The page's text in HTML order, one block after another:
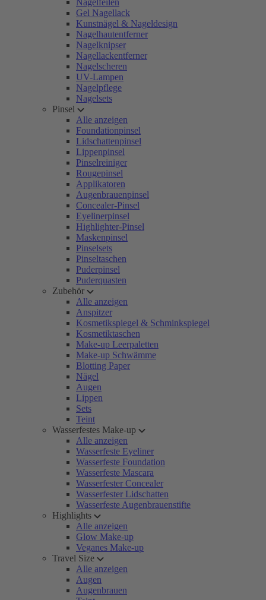
Nagelfeilen
Gel Nagellack
Kunstnägel & Nageldesign
Nagelhautentferner
Nagelknipser
Nagellackentferner
Nagelscheren
UV-Lampen
Nagelpflege
Nagelsets
Pinsel
Alle anzeigen
Foundationpinsel
Lidschattenpinsel
Lippenpinsel
Pinselreiniger
Rougepinsel
Applikatoren
Augenbrauenpinsel
Concealer-Pinsel
Eyelinerpinsel
Highlighter-Pinsel
Maskenpinsel
Pinselsets
Pinseltaschen
Puderpinsel
Puderquasten
Zubehör
Alle anzeigen
Anspitzer
Kosmetikspiegel & Schminkspiegel
Kosmetiktaschen
Make-up Leerpaletten
Make-up Schwämme
Blotting Paper
Nägel
Augen
Lippen
Sets
Teint
Wasserfestes Make-up
Alle anzeigen
Wasserfeste Eyeliner
Wasserfeste Foundation
Wasserfeste Mascara
Wasserfester Concealer
Wasserfester Lidschatten
Wasserfeste Augenbrauenstifte
Highlights
Alle anzeigen
Glow Make-up
Veganes Make-up
Travel Size
Alle anzeigen
Augen
Augenbrauen